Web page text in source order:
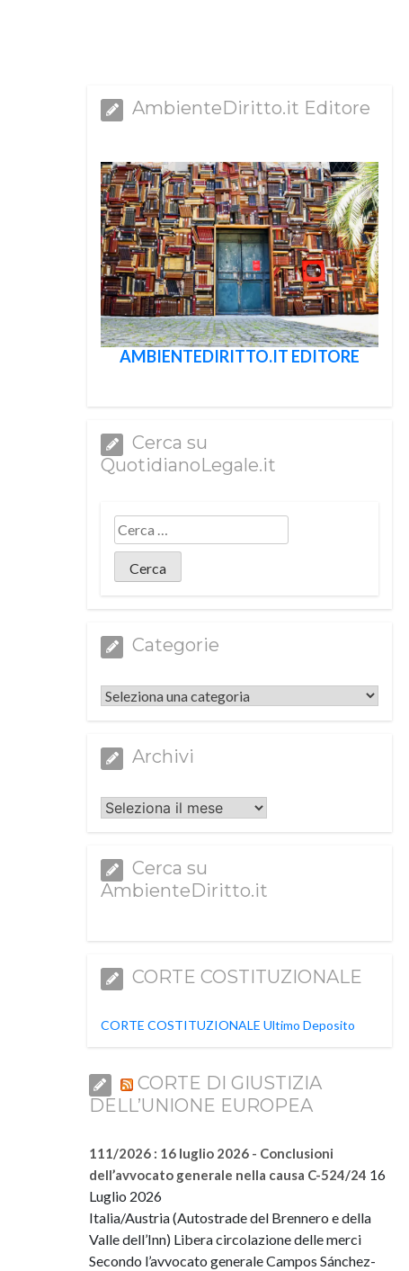
AmbienteDiritto.it Editore
AMBIENTEDIRITTO.IT EDITORE
Cerca su
QuotidianoLegale.it
Categorie
Categorie
Archivi
Archivi
Cerca su
AmbienteDiritto.it
CORTE COSTITUZIONALE
CORTE COSTITUZIONALE Ultimo Deposito
CORTE DI GIUSTIZIA
DELL’UNIONE EUROPEA
111/2026 : 16 luglio 2026 - Conclusioni
dell’avvocato generale nella causa C-524/24 16
Luglio 2026
Italia/Austria (Autostrade del Brennero e della
Valle dell’Inn) Libera circolazione delle merci
Secondo l’avvocato generale Campos Sánchez-